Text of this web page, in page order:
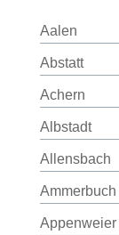
Aalen
Abstatt
Achern
Albstadt
Allensbach
Ammerbuch
Appenweier